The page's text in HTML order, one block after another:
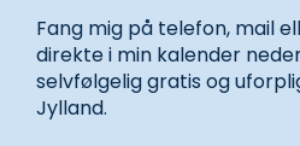
Fang mig på telefon, mail
direkte i min kalender
selvfølgelig gratis og
Jylland.